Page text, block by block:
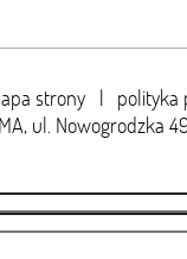
strony | polityka
ul. Nowogrodzka